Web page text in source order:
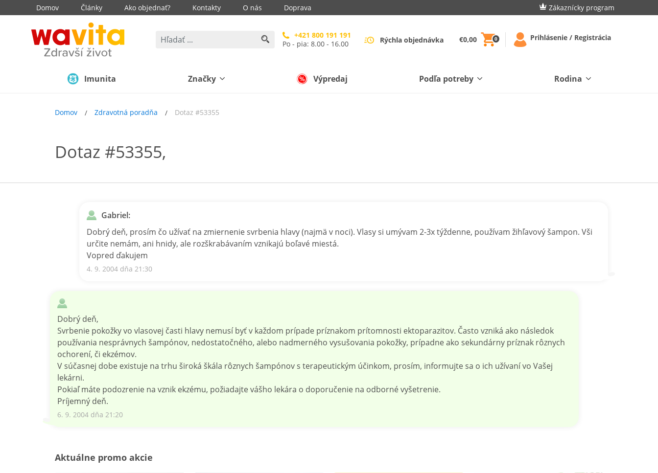
Domov Články Ako objednať? Kontakty O nás Doprava Zákaznícky program
+421 800 191 191
Po - pia: 8.00 - 16.00
Rýchla objednávka €0,00 0 Prihlásenie / Registrácia
Imunita Značky Výpredaj Podľa potreby Rodina
Domov Zdravotná poradňa Dotaz #53355
Dotaz #53355,
Gabriel:
Dobrý deň, prosím čo užívať na zmiernenie svrbenia hlavy (najmä v noci). Vlasy si umývam 2-3x týždenne, používam žihľavový šampon. Vši
určite nemám, ani hnidy, ale rozškrabávaním vznikajú boľavé miestá.
Vopred ďakujem
4. 9. 2004 dňa 21:30
Dobrý deň,
Svrbenie pokožky vo vlasovej časti hlavy nemusí byť v každom prípade príznakom prítomnosti ektoparazitov. Často vzniká ako následok
používania nesprávnych šampónov, nedostatočného, alebo nadmerného vysušovania pokožky, prípadne ako sekundárny príznak rôznych
ochorení, či ekzémov.
V súčasnej dobe existuje na trhu široká škála rôznych šampónov s terapeutickým účinkom, prosím, informujte sa o ich užívaní vo Vašej
lekárni.
Pokiaľ máte podozrenie na vznik ekzému, požiadajte vášho lekára o doporučenie na odborné vyšetrenie.
Príjemný deň.
6. 9. 2004 dňa 21:20
Aktuálne promo akcie